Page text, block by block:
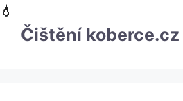
Přeskočit
obsahČištění koberce.cz